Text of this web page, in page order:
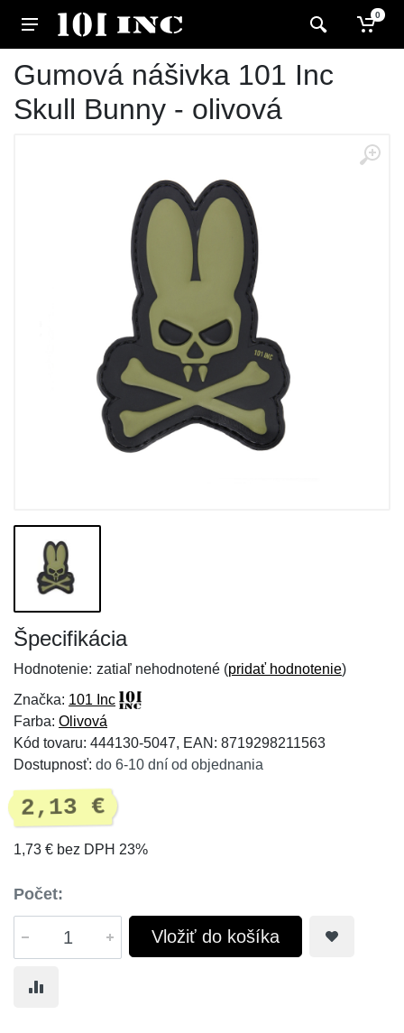
0
Gumová nášivka 101 Inc
Skull Bunny - olivová
Špecifikácia
Hodnotenie: zatiaľ nehodnotené (pridať hodnotenie)
Značka: 101 Inc
Farba: Olivová
Kód tovaru: 444130-5047, EAN: 8719298211563
Dostupnosť: do 6-10 dní od objednania
2,13 €
1,73 € bez DPH 23%
Počet:
Vložiť do košíka